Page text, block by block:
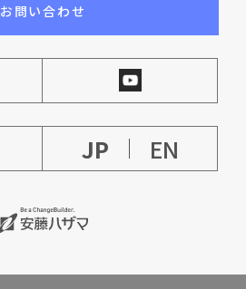
お問い合わせ
JP EN